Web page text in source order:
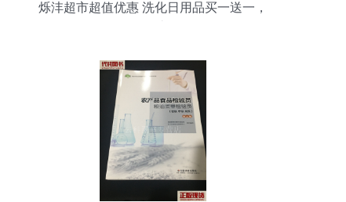
烁沣超市超值优惠 洗化日用品买一送一，